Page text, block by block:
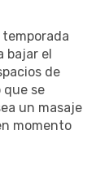
temporada
bajar el
de
que se
un masaje
momento